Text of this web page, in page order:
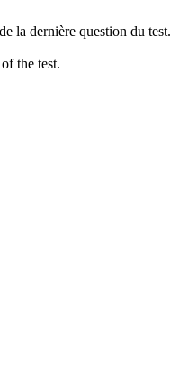
la dernière question du test.
the test.